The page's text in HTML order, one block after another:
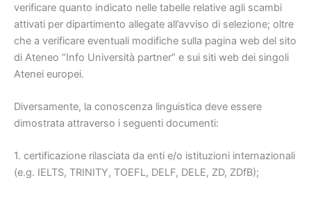
verificare quanto indicato nelle tabelle relative agli scambi
attivati per dipartimento allegate all’avviso di selezione; oltre
che a verificare eventuali modifiche sulla pagina web del sito
di Ateneo “Info Università partner” e sui siti web dei singoli
Atenei europei.
Diversamente, la conoscenza linguistica deve essere
dimostrata attraverso i seguenti documenti:
1. certificazione rilasciata da enti e/o istituzioni internazionali
(e.g. IELTS, TRINITY, TOEFL, DELF, DELE, ZD, ZDfB);